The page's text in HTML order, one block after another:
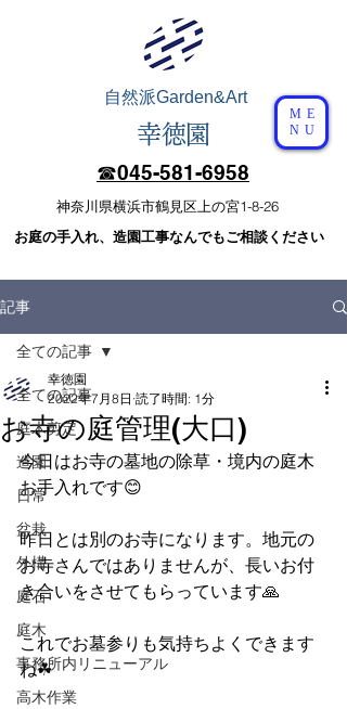
自然派Garden&Art
幸徳園
☎︎​045-581-6958
​神奈川県横浜市鶴見区上の宮1-8-26
​お庭の手入れ、造園工事なんでもご相談ください
ME
NU
記事
全ての記事
庭木剪定
造園
日常
盆栽
外構
庭石
庭木
事務所内リニューアル
高木作業
全ての記事
お寺の庭管理(大口)
幸徳園
2022年7月8日 読了時間: 1分
今日はお寺の墓地の除草・境内の庭木
お手入れです😊
昨日とは別のお寺になります。地元の
お寺さんではありませんが、長いお付
き合いをさせてもらっています🙏
これでお墓参りも気持ちよくできます
ね☘